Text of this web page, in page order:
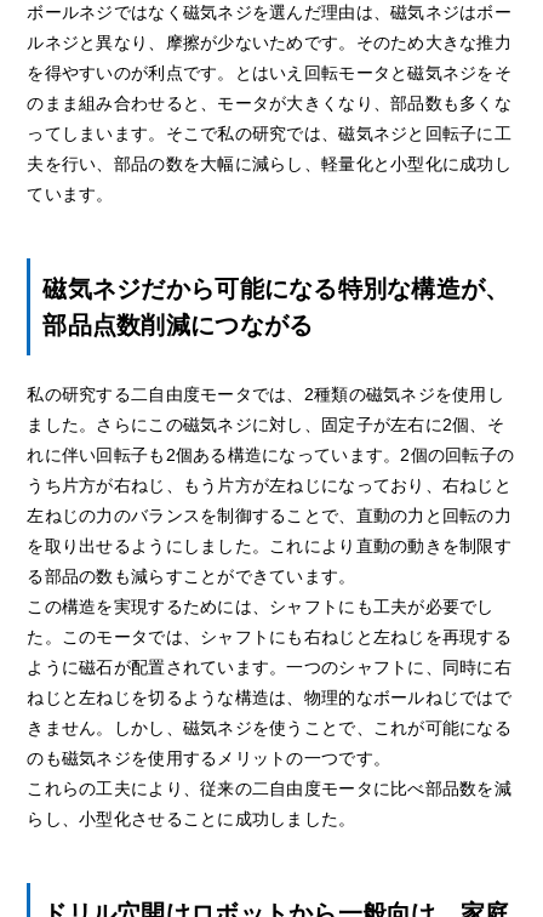
ボールネジではなく磁気ネジを選んだ理由は、磁気ネジはボー
ルネジと異なり、摩擦が少ないためです。そのため大きな推力
を得やすいのが利点です。とはいえ回転モータと磁気ネジをそ
のまま組み合わせると、モータが大きくなり、部品数も多くな
ってしまいます。そこで私の研究では、磁気ネジと回転子に工
夫を行い、部品の数を大幅に減らし、軽量化と小型化に成功し
ています。
磁気ネジだから可能になる特別な構造が、
部品点数削減につながる
私の研究する二自由度モータでは、2種類の磁気ネジを使用し
ました。さらにこの磁気ネジに対し、固定子が左右に2個、そ
れに伴い回転子も2個ある構造になっています。2個の回転子の
うち片方が右ねじ、もう片方が左ねじになっており、右ねじと
左ねじの力のバランスを制御することで、直動の力と回転の力
を取り出せるようにしました。これにより直動の動きを制限す
る部品の数も減らすことができています。
この構造を実現するためには、シャフトにも工夫が必要でし
た。このモータでは、シャフトにも右ねじと左ねじを再現する
ように磁石が配置されています。一つのシャフトに、同時に右
ねじと左ねじを切るような構造は、物理的なボールねじではで
きません。しかし、磁気ネジを使うことで、これが可能になる
のも磁気ネジを使用するメリットの一つです。
これらの工夫により、従来の二自由度モータに比べ部品数を減
らし、小型化させることに成功しました。